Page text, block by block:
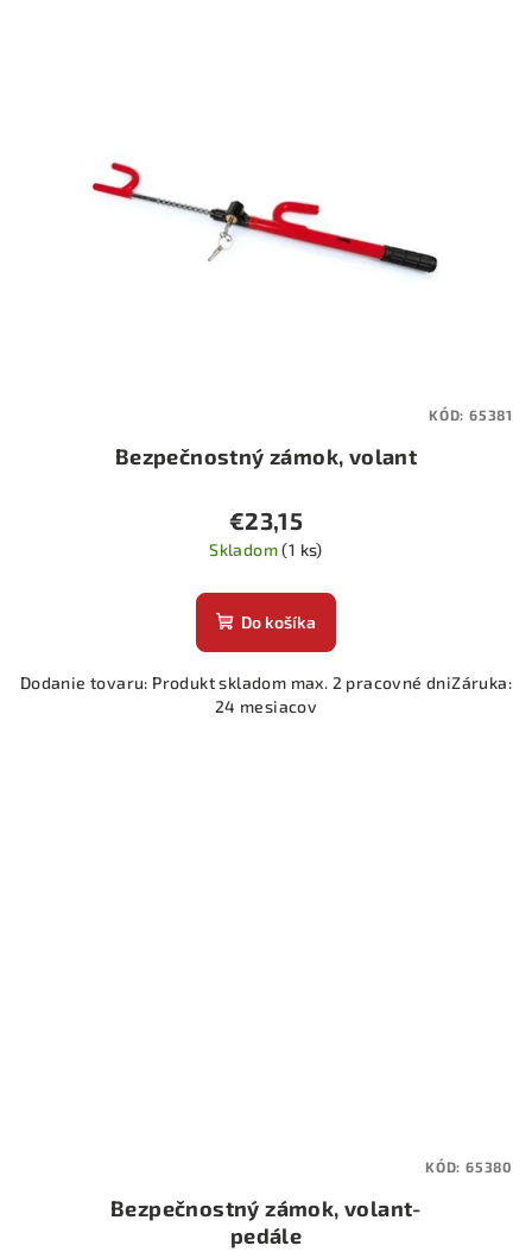
Bezpečnostný zámok, volant
€23,15
Skladom(1 ks)
Do košíka
Dodanie tovaru: Produkt skladom max. 2 pracovné dniZáruka:
24 mesiacov
KÓD: 65381
Bezpečnostný zámok, volant-
pedále
KÓD: 65380